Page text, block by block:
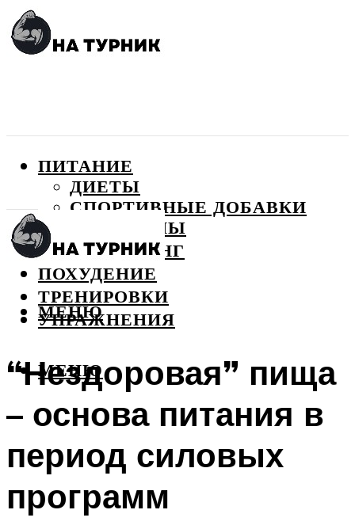
ПИТАНИЕ
ДИЕТЫ
СПОРТИВНЫЕ ДОБАВКИ
ВИТАМИНЫ
БОДИБИЛДИНГ
ПОХУДЕНИЕ
ТРЕНИРОВКИ
УПРАЖНЕНИЯ
МЕНЮ
МЕНЮ
“Нездоровая” пища
– основа питания в
период силовых
программ